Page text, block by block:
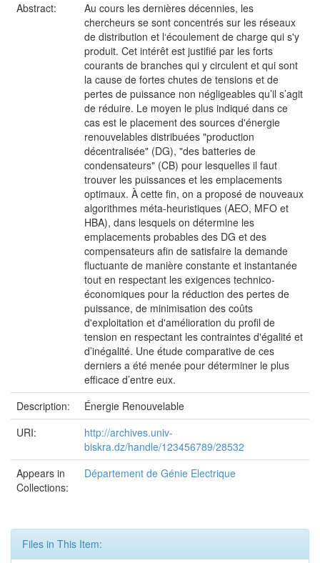
Abstract:
Au cours les dernières décennies, les
chercheurs se sont concentrés sur les réseaux
de distribution et l‘écoulement de charge qui s'y
produit. Cet intérêt est justifié par les forts
courants de branches qui y circulent et qui sont
la cause de fortes chutes de tensions et de
pertes de puissance non négligeables qu’il s’agit
de réduire. Le moyen le plus indiqué dans ce
cas est le placement des sources d'énergie
renouvelables distribuées "production
décentralisée" (DG), "des batteries de
condensateurs" (CB) pour lesquelles il faut
trouver les puissances et les emplacements
optimaux. À cette fin, on a proposé de nouveaux
algorithmes méta-heuristiques (AEO, MFO et
HBA), dans lesquels on détermine les
emplacements probables des DG et des
compensateurs afin de satisfaire la demande
fluctuante de manière constante et instantanée
tout en respectant les exigences technico-
économiques pour la réduction des pertes de
puissance, de minimisation des coûts
d'exploitation et d'amélioration du profil de
tension en respectant les contraintes d'égalité et
d’inégalité. Une étude comparative de ces
derniers a été menée pour déterminer le plus
efficace d’entre eux.
Description:
Énergie Renouvelable
URI:
http://archives.univ-
biskra.dz/handle/123456789/28532
Appears in
Collections:
Département de Génie Electrique
Files in This Item: